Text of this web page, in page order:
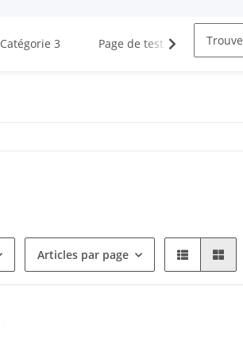
Catégorie 3 Page de test Blogues
Articles par page